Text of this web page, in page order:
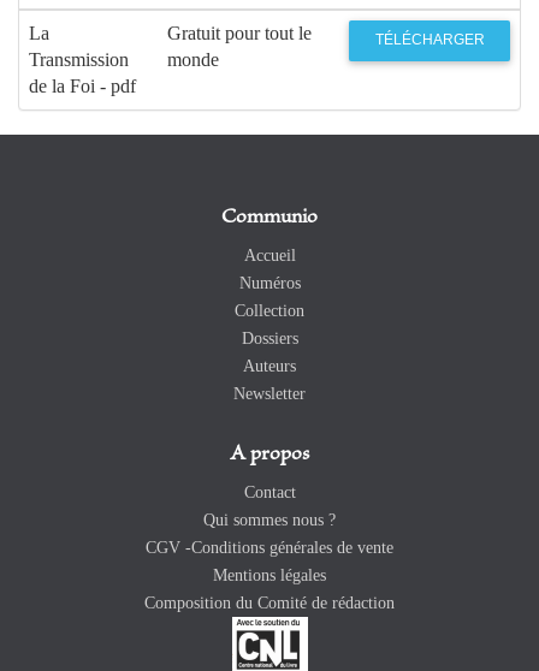
La
Transmission
de la Foi - pdf
Gratuit pour tout le
monde
TÉLÉCHARGER
Communio
Accueil
Numéros
Collection
Dossiers
Auteurs
Newsletter
A propos
Contact
Qui sommes nous ?
CGV -Conditions générales de vente
Mentions légales
Composition du Comité de rédaction